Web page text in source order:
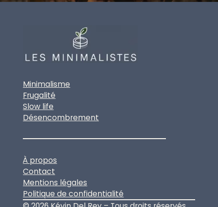
Minimalisme
Frugalité
Slow life
Désencombrement
À propos
Contact
Mentions légales
Politique de confidentialité